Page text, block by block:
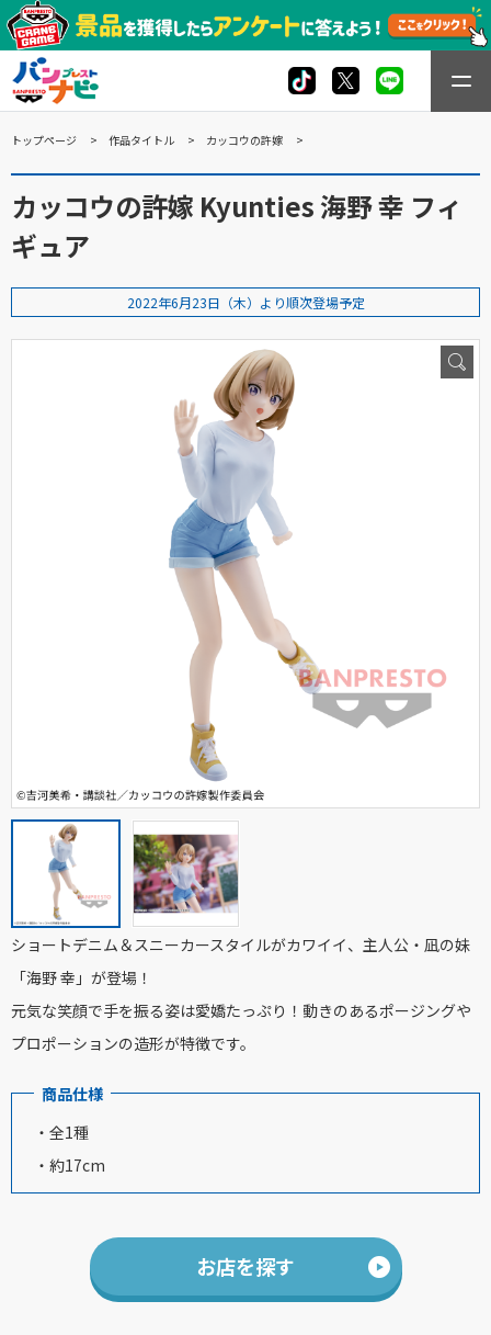
トップページ 作品タイトル カッコウの許嫁
カッコウの許嫁 Kyunties 海野 幸 フィ
ギュア
2022年6月23日（木）より順次登場予定
ショートデニム＆スニーカースタイルがカワイイ、主人公・凪の妹
「海野 幸」が登場！
元気な笑顔で手を振る姿は愛嬌たっぷり！動きのあるポージングや
プロポーションの造形が特徴です。
商品仕様
・全1種
・約17cm
お店を探す